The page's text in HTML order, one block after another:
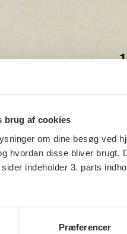
brug af cookies
om dine besøg ved
hvordan disse bliver
indeholder 3. parts
Præferencer